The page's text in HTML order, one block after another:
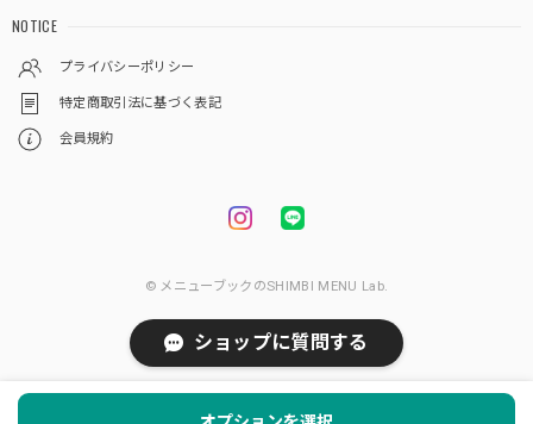
NOTICE
プライバシーポリシー
特定商取引法に基づく表記
会員規約
© メニューブックのSHIMBI MENU Lab.
ショップに質問する